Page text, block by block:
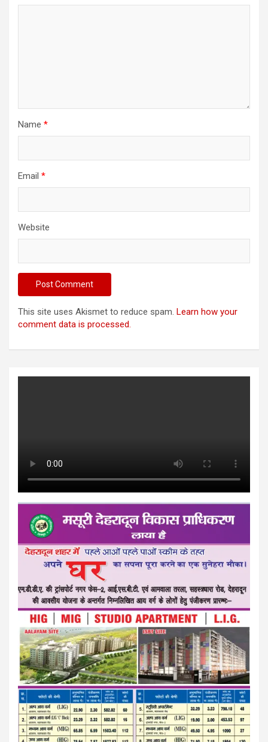
Name *
Email *
Website
This site uses Akismet to reduce spam. Learn how your
comment data is processed.